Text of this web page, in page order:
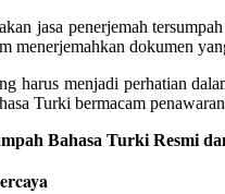
jasa penerjemah
menerjemahkan dokumen
harus menjadi perhatian
Turki bermacam
Bahasa Turki Resmi